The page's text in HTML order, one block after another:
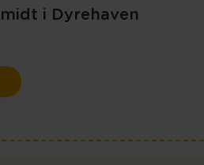
i Dyrehaven